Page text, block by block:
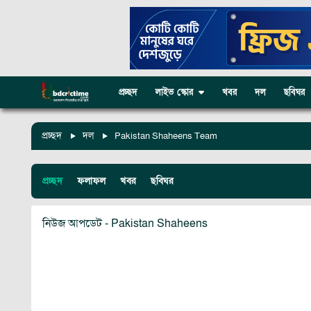
প্রচ্ছদ লাইভ স্কোর খবর দল ছবিঘর
প্রচ্ছদ দল Pakistan Shaheens Team
প্রচ্ছদ ফলাফল খবর ছবিঘর
নিউজ আপডেট - Pakistan Shaheens